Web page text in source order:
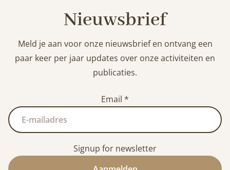
Nieuwsbrief
Meld je aan voor onze nieuwsbrief en ontvang een
paar keer per jaar updates over onze activiteiten en
publicaties.
Email *
Signup for newsletter